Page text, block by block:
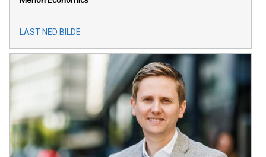
LAST NED BILDE